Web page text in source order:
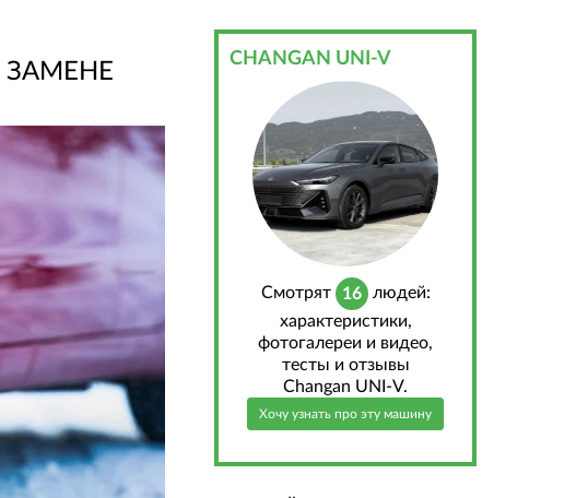
CHANGAN UNI-V
Cмотрят 16 людей:
характеристики,
фотогалереи и видео,
тесты и отзывы
Changan UNI-V.
Хочу узнать про эту машину